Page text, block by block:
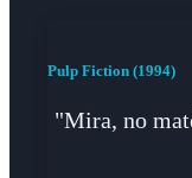
Pulp Fiction (1994)
"Mira, no